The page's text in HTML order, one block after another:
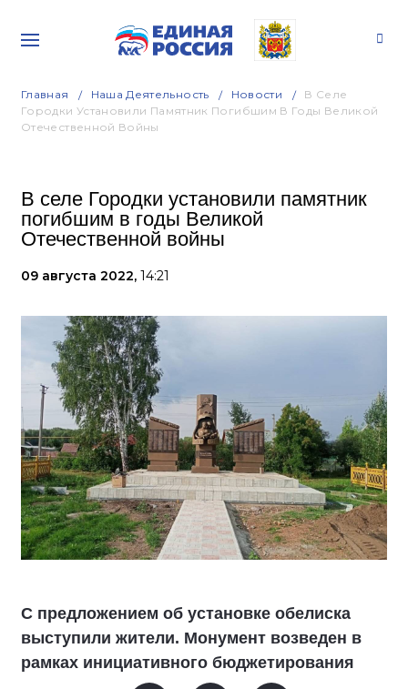
Главная Наша Деятельность Новости
В Селе
Городки Установили Памятник Погибшим В Годы Великой
Отечественной Войны
В селе Городки установили памятник
погибшим в годы Великой
Отечественной войны
09 августа 2022, 14:21
C предложением об установке обелиска
выступили жители. Монумент возведен в
рамках инициативного бюджетирования